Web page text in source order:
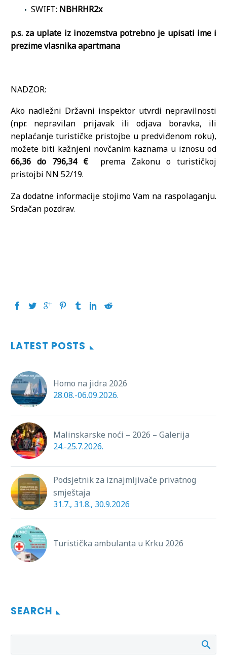
SWIFT: NBHRHR2x
p.s. za uplate iz inozemstva potrebno je upisati ime i
prezime vlasnika apartmana
NADZOR:
Ako nadležni Državni inspektor utvrdi nepravilnosti
(npr. nepravilan prijavak ili odjava boravka, ili
neplaćanje turističke pristojbe u predviđenom roku),
možete biti kažnjeni novčanim kaznama u iznosu od
66,36 do 796,34 € prema Zakonu o turističkoj
pristojbi NN 52/19.
Za dodatne informacije stojimo Vam na raspolaganju.
Srdačan pozdrav.
LATEST POSTS
Homo na jidra 2026
28.08.-06.09.2026.
Malinskarske noći – 2026 – Galerija
24.-25.7.2026.
Podsjetnik za iznajmljivače privatnog
smještaja
31.7., 31.8., 30.9.2026
Turistička ambulanta u Krku 2026
SEARCH